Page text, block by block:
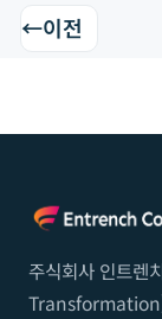
←이전
주식회사 인트렌
Transformation)